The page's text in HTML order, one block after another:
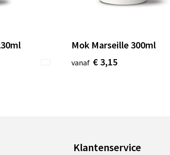
Mok Marseille 300ml
vanaf € 3,15
Klantenservice